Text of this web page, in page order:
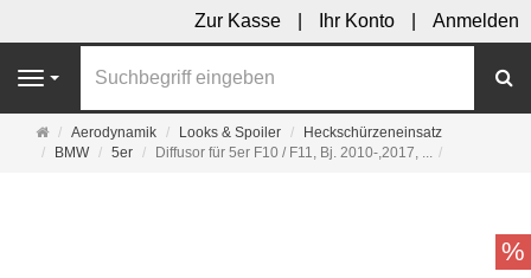
Zur Kasse Ihr Konto Anmelden
Navigation
Startseite
Aerodynamik Looks & Spoiler
Heckschürzeneinsatz
BMW
5er Diffusor für 5er F10 / F11, Bj. 2010-,2017, ...
%